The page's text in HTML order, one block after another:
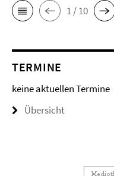
1 / 10
TERMINE
keine aktuellen Termine
Übersicht